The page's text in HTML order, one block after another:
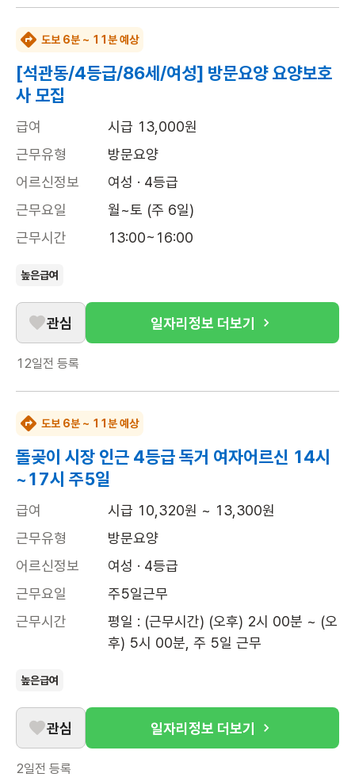
도보 6분 ~ 11분 예상
[석관동/4등급/86세/여성] 방문요양 요양보호
사 모집
급여
시급 13,000원
근무유형
방문요양
어르신정보
여성 · 4등급
근무요일
월~토 (주 6일)
근무시간
13:00~16:00
높은급여
관심 일자리정보 더보기
12일전 등록
도보 6분 ~ 11분 예상
돌곶이 시장 인근 4등급 독거 여자어르신 14시
~17시 주5일
급여
시급 10,320원 ~ 13,300원
근무유형
방문요양
어르신정보
여성 · 4등급
근무요일
주5일근무
근무시간
평일 : (근무시간) (오후) 2시 00분 ~ (오
후) 5시 00분, 주 5일 근무
높은급여
관심 일자리정보 더보기
2일전 등록